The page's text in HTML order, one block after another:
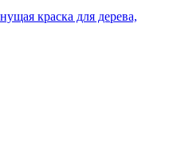
краска для дерева,